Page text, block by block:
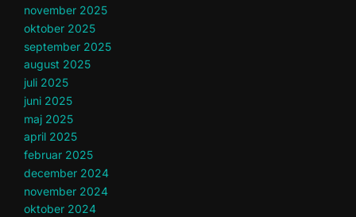
november 2025
oktober 2025
september 2025
august 2025
juli 2025
juni 2025
maj 2025
april 2025
februar 2025
december 2024
november 2024
oktober 2024